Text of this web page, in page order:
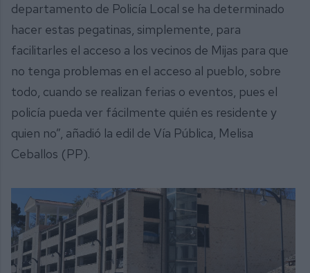
departamento de Policía Local se ha determinado
hacer estas pegatinas, simplemente, para
facilitarles el acceso a los vecinos de Mijas para que
no tenga problemas en el acceso al pueblo, sobre
todo, cuando se realizan ferias o eventos, pues el
policía pueda ver fácilmente quién es residente y
quien no”, añadió la edil de Vía Pública, Melisa
Ceballos (PP).